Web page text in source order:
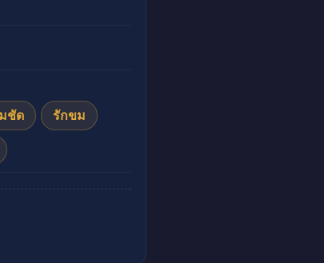
ชัด
รักขม